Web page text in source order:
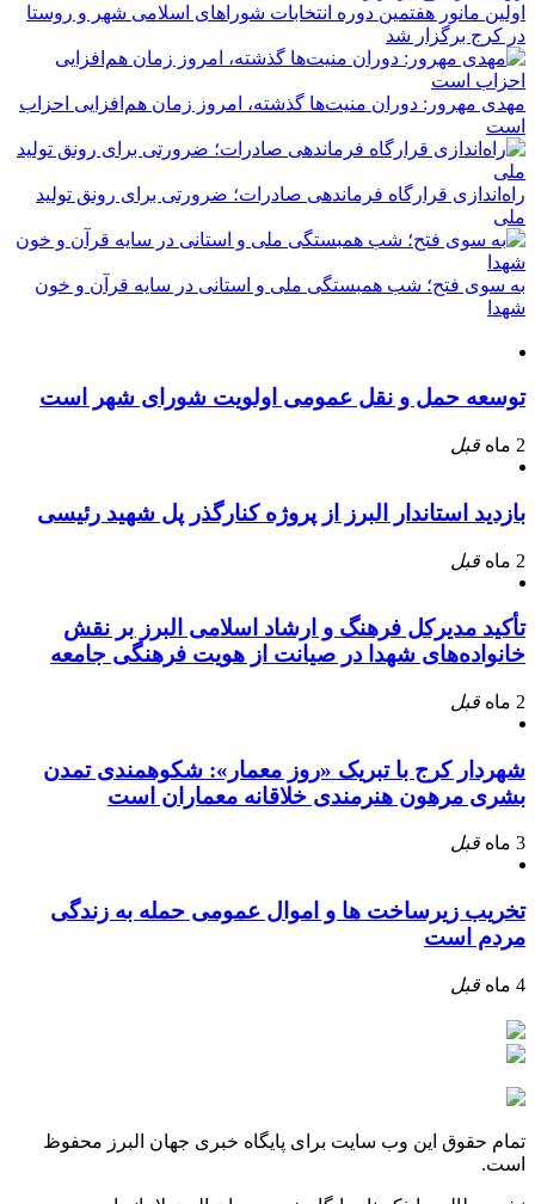
اولین مانور هفتمین دوره انتخابات شوراهای اسلامی شهر و روستا
در کرج برگزار شد
مهدی مهرور: دوران منیت‌ها گذشته، امروز زمان هم‌افزایی احزاب
است
راه‌اندازی قرارگاه فرماندهی صادرات؛ ضرورتی برای رونق تولید
ملی
به سوی فتح؛ شب همبستگی ملی و استانی در سایه قرآن و خون
شهدا
توسعه حمل و نقل عمومی اولویت شورای شهر است
2 ماه قبل
بازدید استاندار البرز از پروژه کنارگذر پل شهید رئیسی
2 ماه قبل
تأکید مدیرکل فرهنگ و ارشاد اسلامی البرز بر نقش
خانواده‌های شهدا در صیانت از هویت فرهنگی جامعه
2 ماه قبل
شهردار کرج با تبریک «روز معمار»: شکوهمندی تمدن
بشری مرهون هنرمندی خلاقانه معماران است
3 ماه قبل
تخریب زیرساخت ها و اموال عمومی حمله به زندگی
مردم است
4 ماه قبل
تمام حقوق این وب سایت برای پایگاه خبری جهان البرز محفوظ
است.